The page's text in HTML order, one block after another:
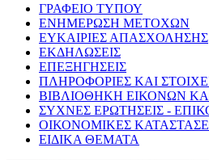
ΓΡΑΦΕΙΟ ΤΥΠΟΥ
ΕΝΗΜΕΡΩΣΗ ΜΕΤΟΧΩΝ
ΕΥΚΑΙΡΙΕΣ ΑΠΑΣΧΟΛΗΣΗΣ
ΕΚΔΗΛΩΣΕΙΣ
ΕΠΕΞΗΓΗΣΕΙΣ
ΠΛΗΡΟΦΟΡΙΕΣ ΚΑΙ
ΒΙΒΛΙΟΘΗΚΗ ΕΙΚΟΝΩΝ
ΣΥΧΝΕΣ ΕΡΩΤΗΣΕΙΣ -
ΟΙΚΟΝΟΜΙΚΕΣ
ΕΙΔΙΚΑ ΘΕΜΑΤΑ